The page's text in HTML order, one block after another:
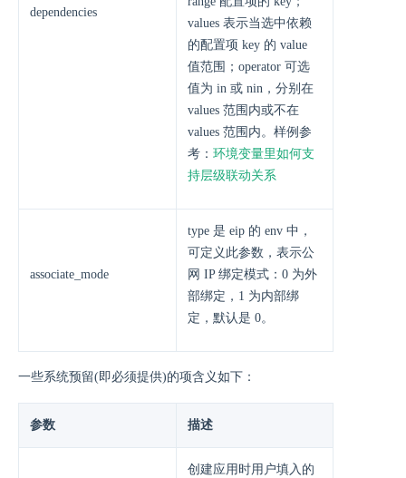
dependencies
values 表示当选中依赖
的配置项 key 的 value
值范围；operator 可选
值为 in 或 nin，分别在
values 范围内或不在
values 范围内。样例参
考： 环境变量里如何支
持层级联动关系
associate_mode
type 是 eip 的 env 中，
可定义此参数，表示公
网 IP 绑定模式：0 为外
部绑定，1 为内部绑
定，默认是 0。
一些系统预留(即必须提供)的项含义如下：
参数 描述
创建应用时用户填入的